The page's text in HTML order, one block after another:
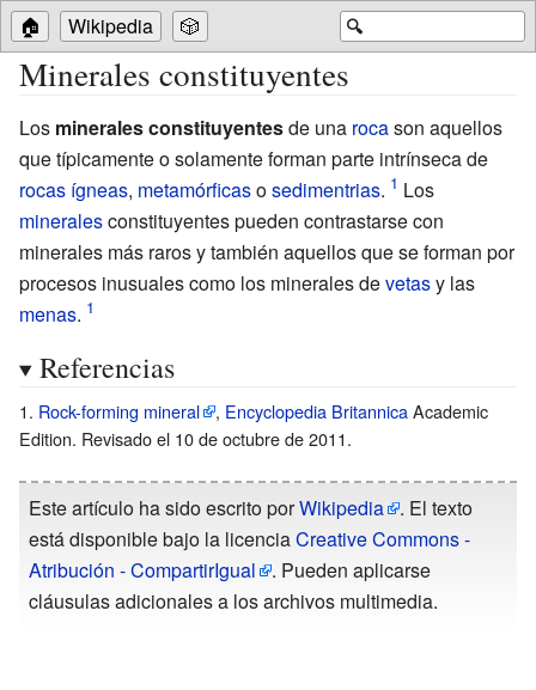
🔍
🏠 Wikipedia 🎲
Minerales constituyentes
Los minerales constituyentesde una rocason aquellos
que típicamente o solamente forman parte intrínseca de
rocas ígneas, metamórficasosedimentrias.
Los
mineralesconstituyentes pueden contrastarse con
minerales más raros y también aquellos que se forman por
procesos inusuales como los minerales devetasy las
menas.
Referencias
Rock-forming mineral , Encyclopedia BritannicaAcademic
Edition. Revisado el 10 de octubre de 2011.
Este artículo ha sido escrito porWikipedia
. El texto
está disponible bajo la licenciaCreative Commons -
Atribución - CompartirIgual
. Pueden aplicarse
cláusulas adicionales a los archivos multimedia.